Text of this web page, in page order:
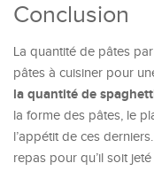
Conclusion
La quantité de pâtes
pâtes à cuisiner pour
la quantité de
la forme des pâtes, le
l’appétit de ces
repas pour qu’il soit